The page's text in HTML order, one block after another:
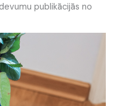
publikācijās no